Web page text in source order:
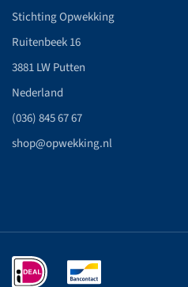
Stichting Opwekking
Ruitenbeek 16
3881 LW Putten
Nederland
(036) 845 67 67
shop@opwekking.nl